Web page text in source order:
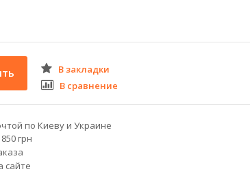
В закладки
В сравнение
по Киеву и Украине
грн
сайте